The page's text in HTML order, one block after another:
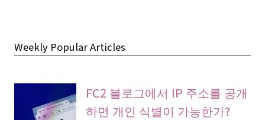
Weekly Popular Articles
FC2 블로그에서 IP 주소를 공개
하면 개인 식별이 가능한가?